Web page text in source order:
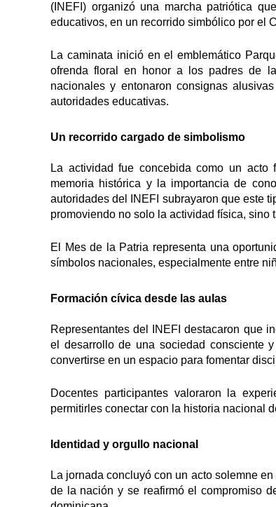
(INEFI) organizó una marcha patriótica
educativos, en un recorrido simbólico por el
La caminata inició en el emblemático
ofrenda floral en honor a los padres de
nacionales y entonaron consignas
autoridades educativas.
Un recorrido cargado de simbolismo
La actividad fue concebida como un
memoria histórica y la importancia de
autoridades del INEFI subrayaron que este
promoviendo no solo la actividad física, sino
El Mes de la Patria representa una
símbolos nacionales, especialmente entre
Formación cívica desde las aulas
Representantes del INEFI destacaron que
el desarrollo de una sociedad consciente
convertirse en un espacio para fomentar
Docentes participantes valoraron la
permitirles conectar con la historia nacional
Identidad y orgullo nacional
La jornada concluyó con un acto solemne
de la nación y se reafirmó el compromiso